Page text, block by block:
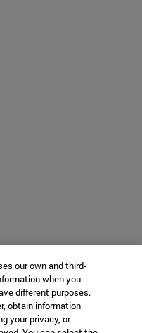
our own and third-
when you
different purposes.
obtain information
your privacy, or